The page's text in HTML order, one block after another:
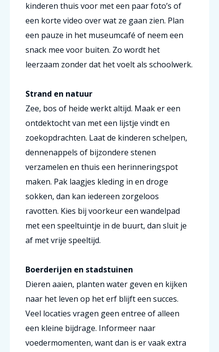
kinderen thuis voor met een paar foto’s of
een korte video over wat ze gaan zien. Plan
een pauze in het museumcafé of neem een
snack mee voor buiten. Zo wordt het
leerzaam zonder dat het voelt als schoolwerk.
Strand en natuur
Zee, bos of heide werkt altijd. Maak er een
ontdektocht van met een lijstje vindt en
zoekopdrachten. Laat de kinderen schelpen,
dennenappels of bijzondere stenen
verzamelen en thuis een herinneringspot
maken. Pak laagjes kleding in en droge
sokken, dan kan iedereen zorgeloos
ravotten. Kies bij voorkeur een wandelpad
met een speeltuintje in de buurt, dan sluit je
af met vrije speeltijd.
Boerderijen en stadstuinen
Dieren aaien, planten water geven en kijken
naar het leven op het erf blijft een succes.
Veel locaties vragen geen entree of alleen
een kleine bijdrage. Informeer naar
voedermomenten, want dan is er vaak extra